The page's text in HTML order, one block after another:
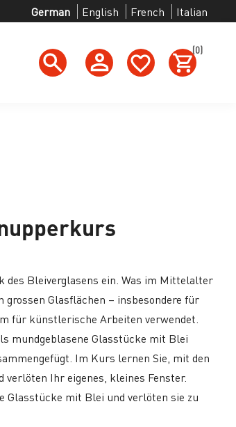
German English French Italian
(0)
des Bleiverglasens ein. Was im Mittelalter
Glasflächen – insbesondere für
für künstlerische Arbeiten verwendet.
mundgeblasene Glasstücke mit Blei
Im Kurs lernen Sie, mit den
verlöten Ihr eigenes, kleines Fenster.
Glasstücke mit Blei und verlöten sie zu